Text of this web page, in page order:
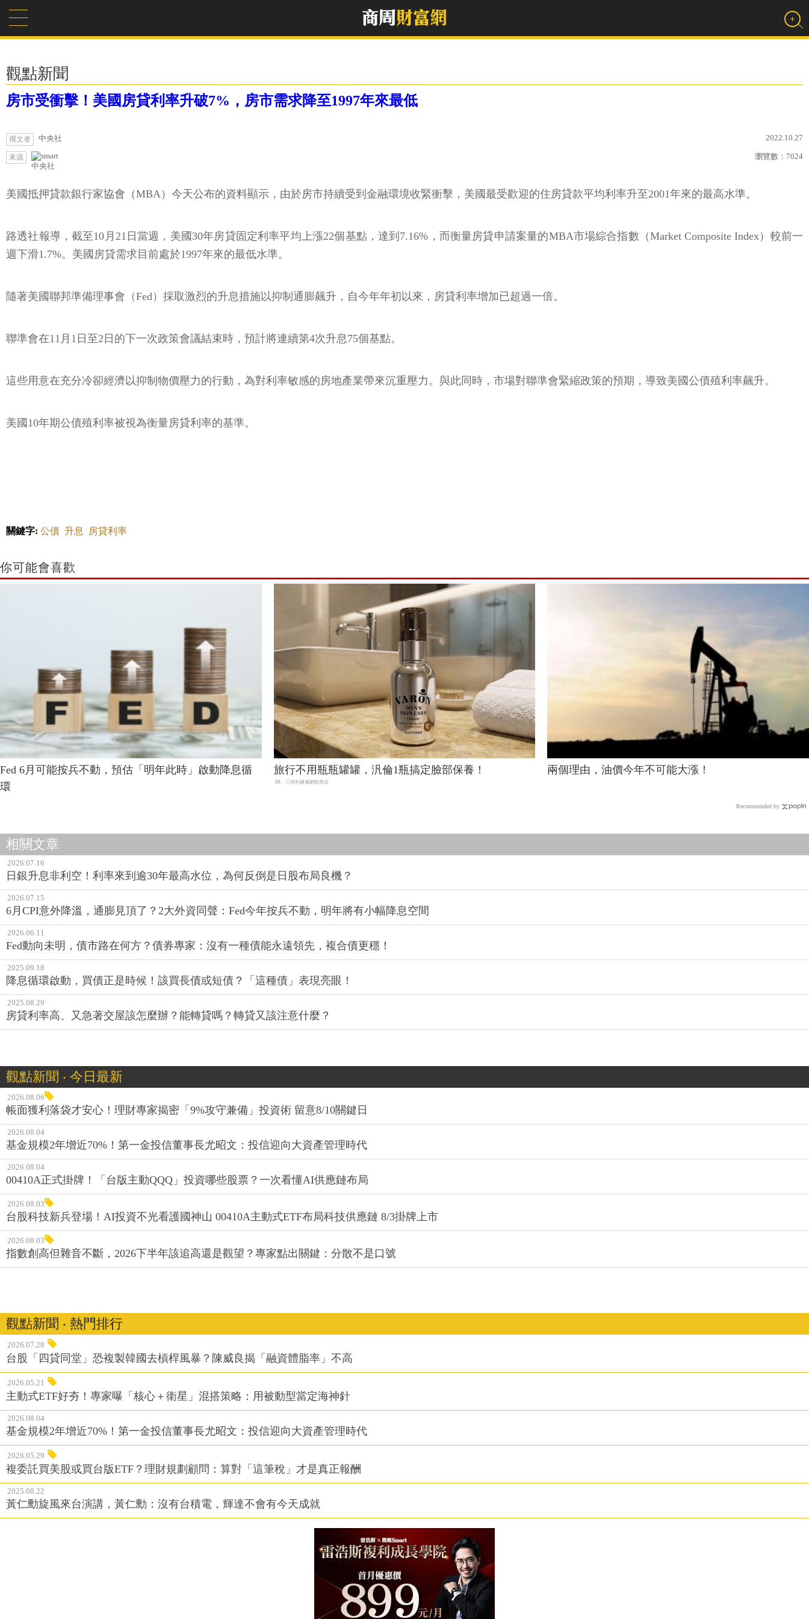
觀點新聞
房市受衝擊！美國房貸利率升破7%，房市需求降至1997年來最低
撰文者 中央社 2022.10.27
來源
中央社
瀏覽數： 7024
美國抵押貸款銀行家協會（MBA）今天公布的資料顯示，由於房市持續受到金融環境收緊衝擊，美國最受歡迎的住房貸款平均利率升至2001年來的最高水準。
路透社報導，截至10月21日當週，美國30年房貸固定利率平均上漲22個基點，達到7.16%，而衡量房貸申請案量的MBA市場綜合指數（Market Composite Index）較前一
週下滑1.7%。美國房貸需求目前處於1997年來的最低水準。
隨著美國聯邦準備理事會（Fed）採取激烈的升息措施以抑制通膨飆升，自今年年初以來，房貸利率增加已超過一倍。
聯準會在11月1日至2日的下一次政策會議結束時，預計將連續第4次升息75個基點。
這些用意在充分冷卻經濟以抑制物價壓力的行動，為對利率敏感的房地產業帶來沉重壓力。與此同時，市場對聯準會緊縮政策的預期，導致美國公債殖利率飆升。
美國10年期公債殖利率被視為衡量房貸利率的基準。
關鍵字: 公債 升息 房貸利率
你可能會喜歡
Fed 6月可能按兵不動，預估「明年此時」啟動降息循
環
旅行不用瓶瓶罐罐，汎倫1瓶搞定臉部保養！
PR・三得利健康網路商店
兩個理由，油價今年不可能大漲！
Recommended by
相關文章
2026.07.16
日銀升息非利空！利率來到逾30年最高水位，為何反倒是日股布局良機？
2026.07.15
6月CPI意外降溫，通膨見頂了？2大外資同聲：Fed今年按兵不動，明年將有小幅降息空間
2026.06.11
Fed動向未明，債市路在何方？債券專家：沒有一種債能永遠領先，複合債更穩！
2025.09.18
降息循環啟動，買債正是時候！該買長債或短債？「這種債」表現亮眼！
2025.08.29
房貸利率高、又急著交屋該怎麼辦？能轉貸嗎？轉貸又該注意什麼？
觀點新聞 ‧ 今日最新
2026.08.06
帳面獲利落袋才安心！理財專家揭密「9%攻守兼備」投資術 留意8/10關鍵日
2026.08.04
基金規模2年增近70%！第一金投信董事長尤昭文：投信迎向大資產管理時代
2026.08.04
00410A正式掛牌！「台版主動QQQ」投資哪些股票？一次看懂AI供應鏈布局
2026.08.03
台股科技新兵登場！AI投資不光看護國神山 00410A主動式ETF布局科技供應鏈 8/3掛牌上市
2026.08.03
指數創高但雜音不斷，2026下半年該追高還是觀望？專家點出關鍵：分散不是口號
觀點新聞 ‧ 熱門排行
2026.07.28
台股「四貸同堂」恐複製韓國去槓桿風暴？陳威良揭「融資體脂率」不高
2026.05.21
主動式ETF好夯！專家曝「核心＋衛星」混搭策略：用被動型當定海神針
2026.08.04
基金規模2年增近70%！第一金投信董事長尤昭文：投信迎向大資產管理時代
2026.05.29
複委託買美股或買台版ETF？理財規劃顧問：算對「這筆稅」才是真正報酬
2025.08.22
黃仁勳旋風來台演講，黃仁勳：沒有台積電，輝達不會有今天成就